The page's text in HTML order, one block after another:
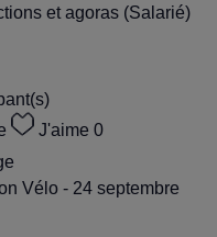
et agoras (Salarié)
J'aime 0